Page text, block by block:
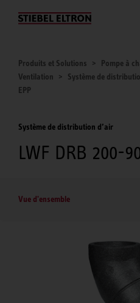
Entreprise
Produits et Solutions
Pompe à
Ventilation
Système de
EPP
Système de distribution d’air
LWF DRB 200-
Vue d'ensemble